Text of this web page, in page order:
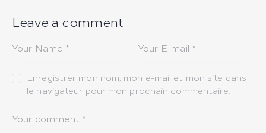
Leave a comment
Enregistrer mon nom, mon e-mail et mon site dans
le navigateur pour mon prochain commentaire.